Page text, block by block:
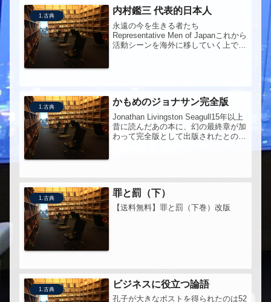
1.古典 内村鑑三 代表的日本人
永遠の今を生きる者たち
Representative Men of Japanこれから
活動シーンを海外に移していく上で、
1.古典 かもめのジョナサン完全版
Jonathan Livingston Seagull15年以上
昔に読んだあの本に、幻の最終章が加
わって完全版として出版されたとのこ
1.古典 罪と罰（下）
【送料無料】罪と罰（下巻）改版
1.古典 ビジネスに役立つ論語
孔子が大きなポストを得られたのは52